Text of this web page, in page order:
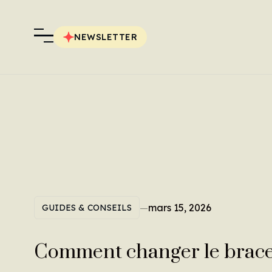
NEWSLETTER
GUIDES & CONSEILS —mars 15, 2026
Comment changer le